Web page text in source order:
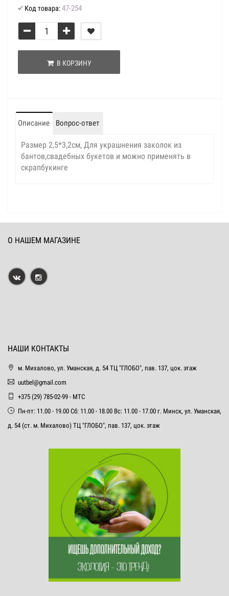
Код товара:47-254
В КОРЗИНУ
Описание Вопрос-ответ
Размер 2,5*3,2см, Для украшнения заколок из
бантов,свадебных букетов и можно применять в
скрапбукинге
О НАШЕМ МАГАЗИНЕ
НАШИ КОНТАКТЫ
м. Михалово, ул. Уманская, д. 54 ТЦ "ГЛОБО", пав. 137, цок. этаж
uutbel@gmail.com
+375 (29) 785-02-99 - МТС
Пн-пт: 11.00 - 19.00 Сб: 11.00 - 18.00 Вс: 11.00 - 17.00 г. Минск, ул. Уманская,
д. 54 (ст. м. Михалово) ТЦ "ГЛОБО", пав. 137, цок. этаж